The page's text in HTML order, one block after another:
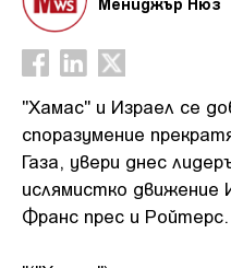
"Хамас" и Израел се
споразумение
Газа, увери днес
ислямистко движение
Франс прес и Ройтерс.